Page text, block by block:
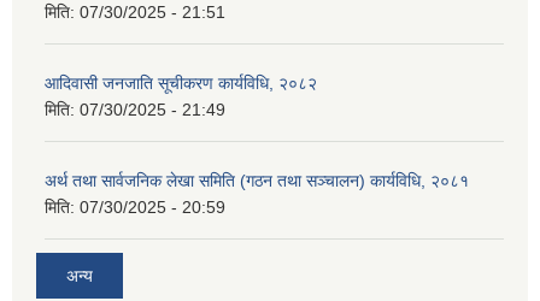
मिति: 07/30/2025 - 21:51
आदिवासी जनजाति सूचीकरण कार्यविधि, २०८२
मिति: 07/30/2025 - 21:49
अर्थ तथा सार्वजनिक लेखा समिति (गठन तथा सञ्चालन) कार्यविधि, २०८१
मिति: 07/30/2025 - 20:59
अन्य